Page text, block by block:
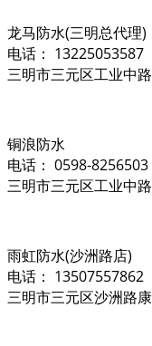
龙马防水(三明总代理)
电话： 13225053587
三明市三元区工业中
铜浪防水
电话： 0598-
三明市三元区工业中
雨虹防水(沙洲路店)
电话： 13507557862
三明市三元区沙洲路